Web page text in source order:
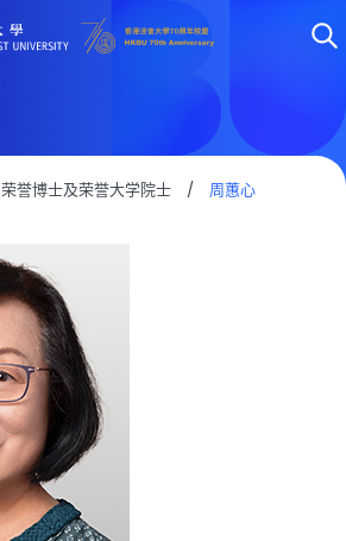
荣誉博士及荣誉大学院士 / 周蕙心